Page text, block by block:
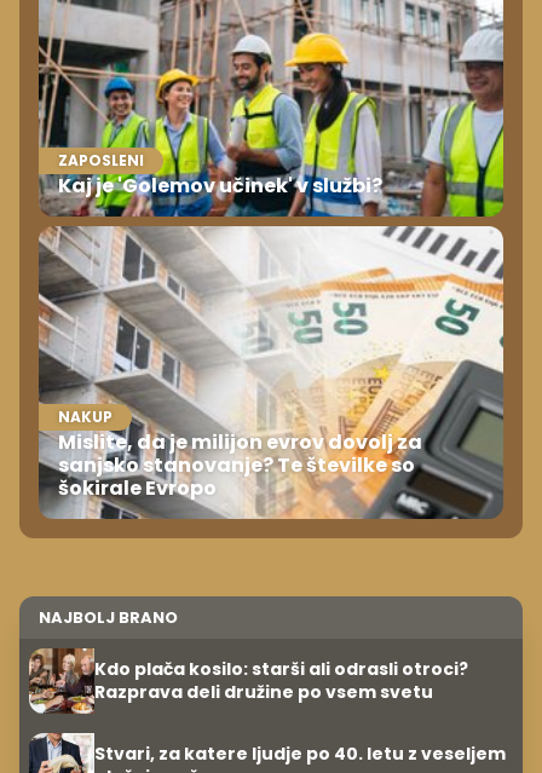
ZAPOSLENI
Kaj je 'Golemov učinek' v službi?
NAKUP
Mislite, da je milijon evrov dovolj za
sanjsko stanovanje? Te številke so
šokirale Evropo
NAJBOLJ BRANO
Kdo plača kosilo: starši ali odrasli otroci?
Razprava deli družine po vsem svetu
Stvari, za katere ljudje po 40. letu z veseljem